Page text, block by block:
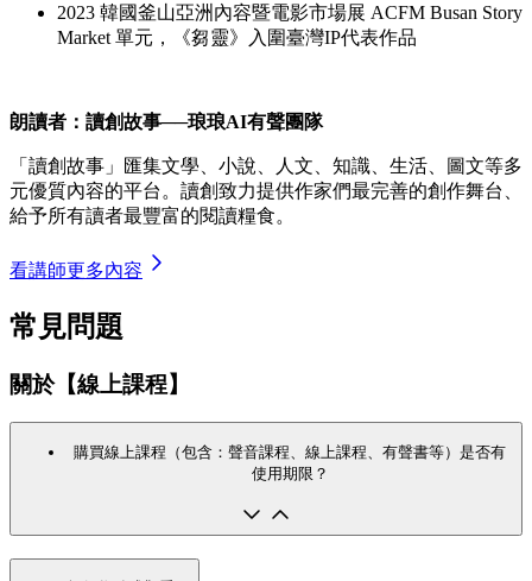
2023 韓國釜山亞洲內容暨電影市場展 ACFM Busan Story
Market 單元，《芻靈》入圍臺灣IP代表作品
朗讀者：讀創故事──琅琅AI有聲團隊
「讀創故事」匯集文學、小說、人文、知識、生活、圖文等多
元優質內容的平台。讀創致力提供作家們最完善的創作舞台、
給予所有讀者最豐富的閱讀糧食。
看講師更多內容
常見問題
關於【線上課程】
購買線上課程（包含：聲音課程、線上課程、有聲書等）是否有
使用期限？